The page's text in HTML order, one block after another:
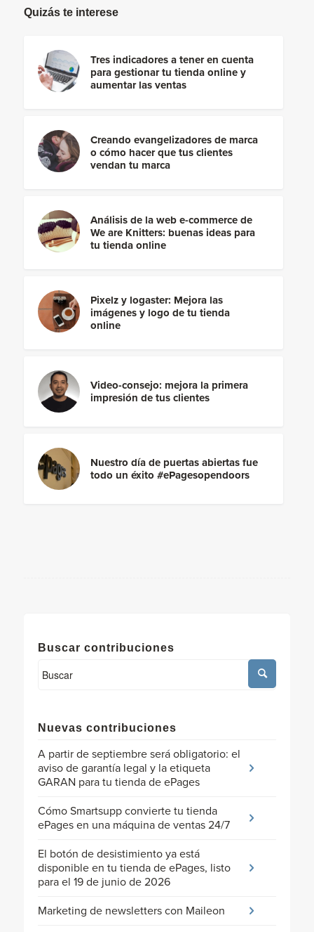
Quizás te interese
Tres indicadores a tener en cuenta
para gestionar tu tienda online y
aumentar las ventas
Creando evangelizadores de marca
o cómo hacer que tus clientes
vendan tu marca
Análisis de la web e-commerce de
We are Knitters: buenas ideas para
tu tienda online
Pixelz y logaster: Mejora las
imágenes y logo de tu tienda
online
Video-consejo: mejora la primera
impresión de tus clientes
Nuestro día de puertas abiertas fue
todo un éxito #ePagesopendoors
Buscar contribuciones
Nuevas contribuciones
A partir de septiembre será obligatorio: el
aviso de garantía legal y la etiqueta
GARAN para tu tienda de ePages
Cómo Smartsupp convierte tu tienda
ePages en una máquina de ventas 24/7
El botón de desistimiento ya está
disponible en tu tienda de ePages, listo
para el 19 de junio de 2026
Marketing de newsletters con Maileon